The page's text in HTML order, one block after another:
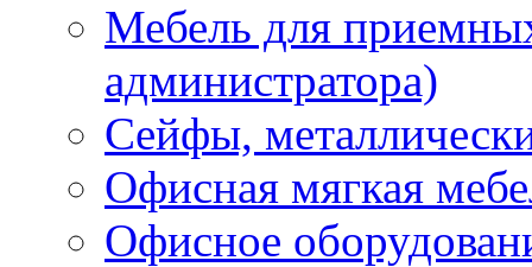
Мебель для
администратора)
Сейфы,
Офисная мягкая
Офисное